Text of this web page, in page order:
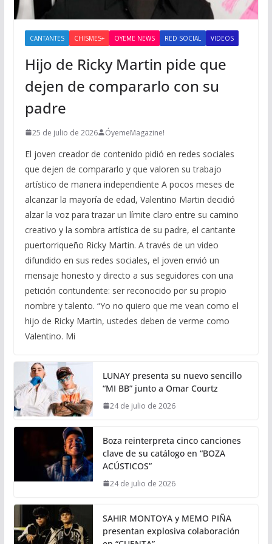
CANTANTES CHISMES+ OYEME NEWS RED SOCIAL VIDEOS
Hijo de Ricky Martin pide que
dejen de compararlo con su
padre
25 de julio de 2026 ÓyemeMagazine!
El joven creador de contenido pidió en redes sociales
que dejen de compararlo y que valoren su trabajo
artístico de manera independiente A pocos meses de
alcanzar la mayoría de edad, Valentino Martin decidió
alzar la voz para trazar un límite claro entre su camino
creativo y la sombra artística de su padre, el cantante
puertorriqueño Ricky Martin. A través de un video
difundido en sus redes sociales, el joven envió un
mensaje honesto y directo a sus seguidores con una
petición contundente: ser reconocido por su propio
nombre y talento. “Yo no quiero que me vean como el
hijo de Ricky Martin, ustedes deben de verme como
Valentino. Mi
LUNAY presenta su nuevo sencillo
“MI BB” junto a Omar Courtz
24 de julio de 2026
Boza reinterpreta cinco canciones
clave de su catálogo en “BOZA
ACÚSTICOS”
24 de julio de 2026
SAHIR MONTOYA y MEMO PIÑA
presentan explosiva colaboración